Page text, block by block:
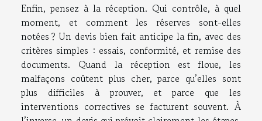
Enfin, pensez à la réception. Qui contrôle, à quel
moment, et comment les réserves sont-elles
notées ? Un devis bien fait anticipe la fin, avec des
critères simples : essais, conformité, et remise des
documents. Quand la réception est floue, les
malfaçons coûtent plus cher, parce qu’elles sont
plus difficiles à prouver, et parce que les
interventions correctives se facturent souvent. À